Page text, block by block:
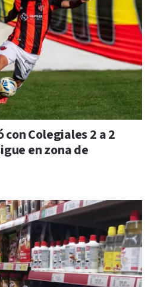
Colegiales 2 a 2
en zona de